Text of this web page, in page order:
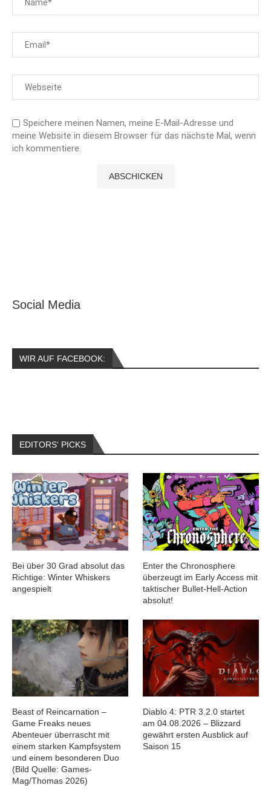
Speichere meinen Namen, meine E-Mail-Adresse und
meine Website in diesem Browser für das nächste Mal, wenn
ich kommentiere.
Social Media
WIR AUF FACEBOOK:
EDITORS‘ PICKS
Bei über 30 Grad absolut das
Richtige: Winter Whiskers
angespielt
Enter the Chronosphere
überzeugt im Early Access mit
taktischer Bullet-Hell-Action
absolut!
Beast of Reincarnation –
Game Freaks neues
Abenteuer überrascht mit
einem starken Kampfsystem
und einem besonderen Duo
(Bild Quelle: Games-
Mag/Thomas 2026)
Diablo 4: PTR 3.2.0 startet
am 04.08.2026 – Blizzard
gewährt ersten Ausblick auf
Saison 15